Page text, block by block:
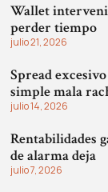
Wallet
perder tiempo
julio 21, 2026
Spread
simple mala
julio 14, 2026
Rentabilidades
de alarma deja
julio 7, 2026